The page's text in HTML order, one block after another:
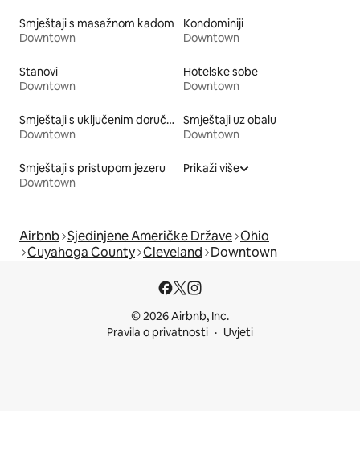
Smještaji s masažnom kadom
Downtown
Kondominiji
Downtown
Stanovi
Downtown
Hotelske sobe
Downtown
Smještaji s uključenim doručkom
Downtown
Smještaji uz obalu
Downtown
Smještaji s pristupom jezeru
Downtown
Prikaži više
Airbnb Sjedinjene Američke Države Ohio
Cuyahoga County Cleveland Downtown
© 2026 Airbnb, Inc.
Pravila o privatnosti
Uvjeti